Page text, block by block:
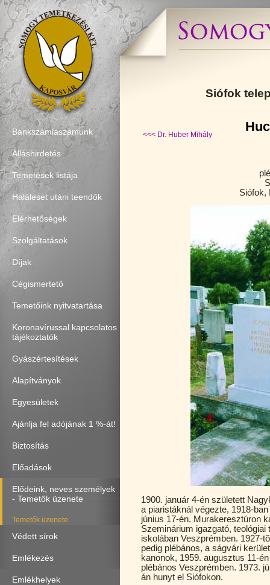
Bankszámlaszámunk
Álláshirdetés
Temetések listája
Haláleset utáni teendők
Elérhetőségek
Szolgáltatások
Díjak
Cégismertető
Temetőink nyitvatartása
Koronavírussal kapcsolatos
tájékoztatók
Gyászértesítések
Alapítványok
Egyesületek
Ajánlja fel adójának 1 %-át!
Biztosítás
Előadások
Elődeink, neves személyek
- Temetők üzenete
Temetők üzenete
Védett sírok
Emlékezés
Emlékhelyek
Siófok
<<< Dr. Huber Mihály
Siófok,
1900. január 4-én született
a piaristáknál végezte, 1918-
június 17-én. Murakeresztúron
Szeminárium igazgató,
iskolában Veszprémben. 1927-
pedig plébános, a ságvári
kanonok, 1959. augusztus 11-
plébános Veszprémben. 1973.
án hunyt el Siófokon.